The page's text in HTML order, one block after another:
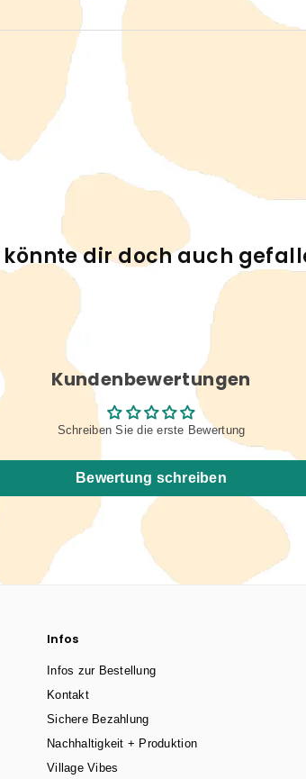
könnte dir doch auch
Kundenbewertungen
Schreiben Sie die erste Bewertung
Bewertung schreiben
Infos
Infos zur Bestellung
Kontakt
Sichere Bezahlung
Nachhaltigkeit + Produktion
Village Vibes